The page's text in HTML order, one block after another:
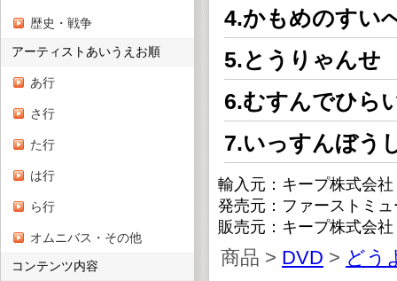
歴史・戦争
アーティストあいうえお順
あ行
さ行
た行
は行
ら行
オムニバス・その他
コンテンツ内容
4.かもめのすい
5.とうりゃんせ
6.むすんでひら
7.いっすんぼう
輸入元：キープ株式会社
発売元：ファーストミ
販売元：キープ株式会社
商品 > DVD > どう